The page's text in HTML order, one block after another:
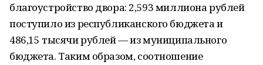
благоустройство двора: 2,593 миллиона рублей
поступило из республиканского бюджета и
486,15 тысячи рублей — из муниципального
бюджета. Таким образом, соотношение